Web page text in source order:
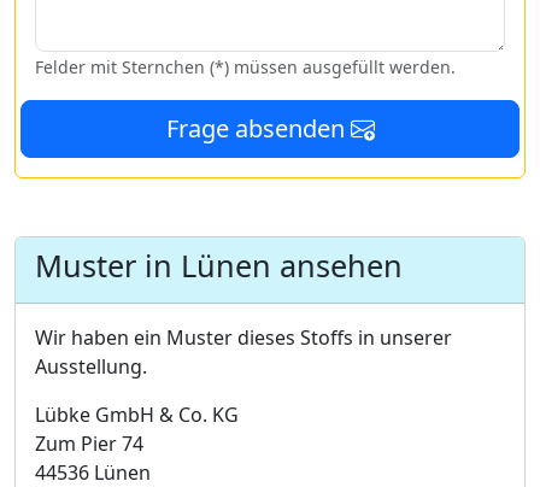
Felder mit Sternchen (*) müssen ausgefüllt werden.
Frage absenden
Muster in Lünen ansehen
Wir haben ein Muster dieses Stoffs in unserer
Ausstellung.
Lübke GmbH & Co. KG
Zum Pier 74
44536 Lünen